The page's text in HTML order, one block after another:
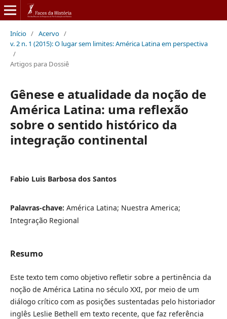
Início / Acervo /
v. 2 n. 1 (2015): O lugar sem limites: América Latina em perspectiva
/
Artigos para Dossiê
Gênese e atualidade da noção de
América Latina: uma reflexão
sobre o sentido histórico da
integração continental
Fabio Luis Barbosa dos Santos
Palavras-chave: América Latina; Nuestra America;
Integração Regional
Resumo
Este texto tem como objetivo refletir sobre a pertinência da
noção de América Latina no século XXI, por meio de um
diálogo crítico com as posições sustentadas pelo historiador
inglês Leslie Bethell em texto recente, que faz referência